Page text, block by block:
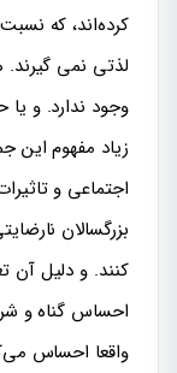
کرده‌اند، که
لذتی نمی گیرند.
وجود ندارد. و
زیاد مفهوم این
اجتماعی و
بزرگسالان
کنند. و دلیل
احساس گناه و
واقعا احساس